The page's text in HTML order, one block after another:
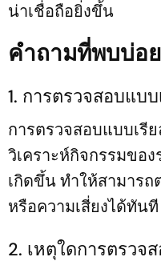
น่าเชื่อถือยิ่งขึ้น
คำถามที่พบบ่อ
1. การตรวจสอบแบ
การตรวจสอบแบบเรี
วิเคราะห์กิจกรรมขอ
เกิดขึ้น ทำให้สามาร
หรือความเสี่ยงได้ทันที
2. เหตุใดการตรวจ